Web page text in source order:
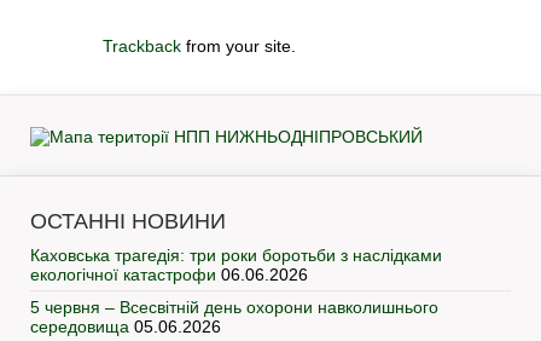
Trackback from your site.
ОСТАННІ НОВИНИ
Каховська трагедія: три роки боротьби з наслідками
екологічної катастрофи 06.06.2026
5 червня – Всесвітній день охорони навколишнього
середовища 05.06.2026